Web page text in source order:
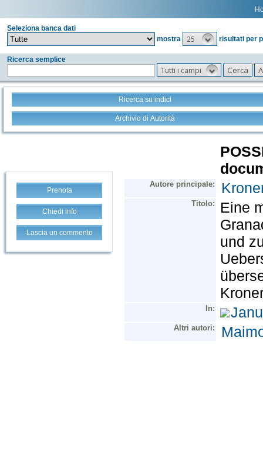
Seleziona banca dati
mostra
25 risultati per
Ricerca semplice
Tutti i campi
Ricerca su indici
Archivio di Autorità
Prenota
Chiedi info
Lascia un commento